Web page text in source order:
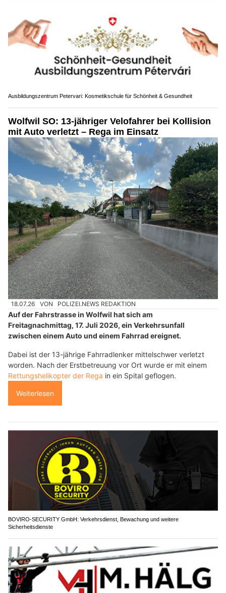
Ausbildungszentrum Petervari: Kosmetikschule für Schönheit & Gesundheit
Wolfwil SO: 13-jähriger Velofahrer bei Kollision
mit Auto verletzt – Rega im Einsatz
18.07.26 VON POLIZEI.NEWS REDAKTION
Auf der Fahrstrasse in Wolfwil hat sich am
Freitagnachmittag, 17. Juli 2026, ein Verkehrsunfall
zwischen einem Auto und einem Fahrrad ereignet.
Dabei ist der 13-jährige Fahrradlenker mittelschwer verletzt
worden. Nach der Erstbetreuung vor Ort wurde er mit einem
Rettungshelikopter der Rega in ein Spital geflogen.
Weiterlesen
BOVIRO-SECURITY GmbH: Verkehrsdienst, Bewachung und weitere
Sicherheitsdienste